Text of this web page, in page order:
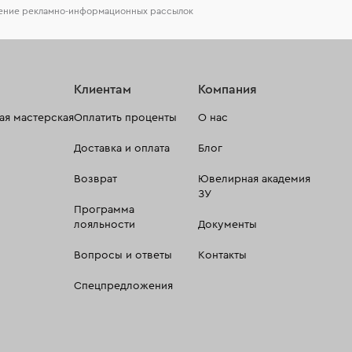
рекламно-информационных рассылок
мастерская
Клиентам
Оплатить проценты
Доставка и оплата
Возврат
Программа
лояльности
Вопросы и ответы
Спецпредложения
Компания
О нас
Блог
Ювелирная академия
ЗУ
Документы
Контакты